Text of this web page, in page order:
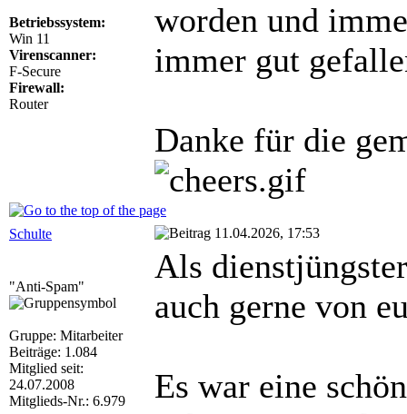
Betriebssystem:
Win 11
Virenscanner:
F-Secure
Firewall:
Router
worden und
immer gut
Danke für die
Schulte 11.04.2026, 17:53
"Anti-Spam"
Gruppe: Mitarbeiter
Beiträge: 1.084
Mitglied seit:
24.07.2008
Mitglieds-Nr.: 6.979
Als
auch gerne von
Es war eine